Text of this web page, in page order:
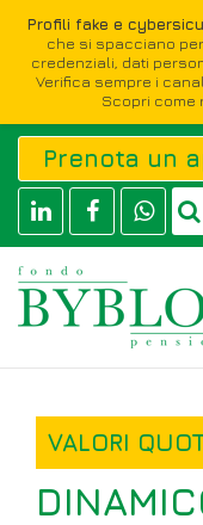
Profili fake e
che si spacciano per
credenziali, dati
Verifica sempre i
Scopri come
Prenota un
VALORI